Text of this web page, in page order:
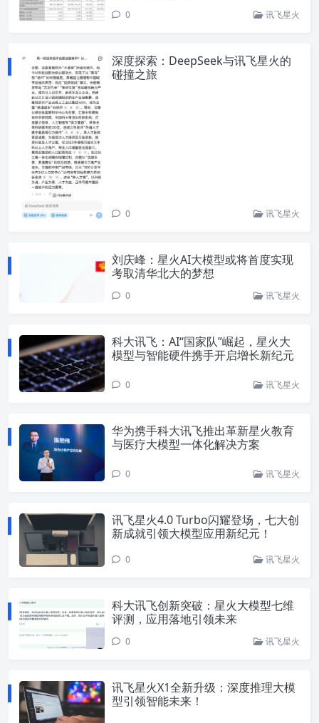
0 讯飞星火
深度探索：DeepSeek与讯飞星火的
碰撞之旅
0 讯飞星火
刘庆峰：星火AI大模型或将首度实现
考取清华北大的梦想
0 讯飞星火
科大讯飞：AI“国家队”崛起，星火大
模型与智能硬件携手开启增长新纪元
0 讯飞星火
华为携手科大讯飞推出革新星火教育
与医疗大模型一体化解决方案
0 讯飞星火
讯飞星火4.0 Turbo闪耀登场，七大创
新成就引领大模型应用新纪元！
0 讯飞星火
科大讯飞创新突破：星火大模型七维
评测，应用落地引领未来
0 讯飞星火
讯飞星火X1全新升级：深度推理大模
型引领智能未来！